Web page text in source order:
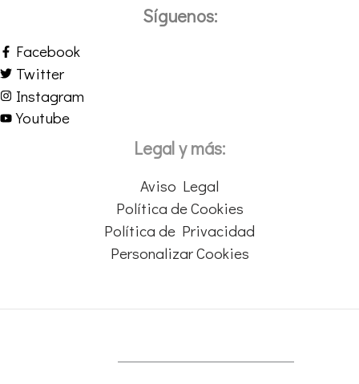
Síguenos:
Facebook
Twitter
Instagram
Youtube
Legal y más:
Aviso Legal
Política de Cookies
Política de Privacidad
Personalizar Cookies